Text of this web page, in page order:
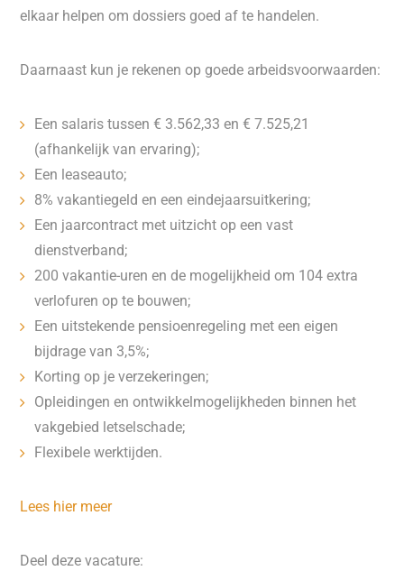
elkaar helpen om dossiers goed af te handelen.
Daarnaast kun je rekenen op goede arbeidsvoorwaarden:
Een salaris tussen € 3.562,33 en € 7.525,21
(afhankelijk van ervaring);
Een leaseauto;
8% vakantiegeld en een eindejaarsuitkering;
Een jaarcontract met uitzicht op een vast
dienstverband;
200 vakantie-uren en de mogelijkheid om 104 extra
verlofuren op te bouwen;
Een uitstekende pensioenregeling met een eigen
bijdrage van 3,5%;
Korting op je verzekeringen;
Opleidingen en ontwikkelmogelijkheden binnen het
vakgebied letselschade;
Flexibele werktijden.
Lees hier meer
Deel deze vacature: